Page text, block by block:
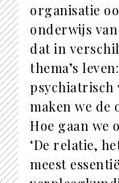
organisatie
onderwijs
dat in
thema’s
psychiatrisch
maken we de
Hoe gaan we
‘De relatie,
meest